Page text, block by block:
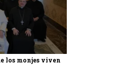
los monjes viven